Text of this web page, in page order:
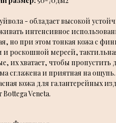
- обладает высокой
интенсивное
но при этом тонкая кожа с
и роскошной мереей,
их хватает, чтобы пропустить
сглажена и приятная на ощупь.
кожа для галантерейных
Bottega Veneta.